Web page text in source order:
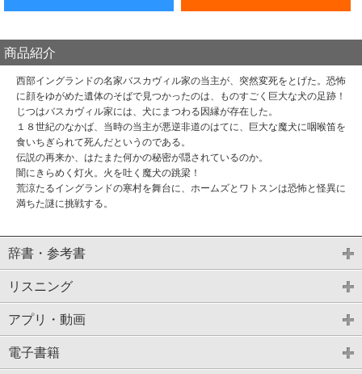
商品紹介
西部イングランドの名家バスカヴィル家の当主が、突然変死をとげた。恐怖
に顔をゆがめた遺体のそばで見つかったのは、ものすごく巨大な犬の足跡！
じつはバスカヴィル家には、犬にまつわる因縁が存在した。
１８世紀のなかば、当時の当主が悪逆非道のはてに、巨大な魔犬に咽喉笛を
食いちぎられて死んだというのである。
伝説の再来か、はたまた何かの秘密が隠されているのか。
闇にきらめく灯火。火を吐く魔犬の跳梁！
荒涼たるイングランドの寒村を舞台に、ホームズとワトスンは恐怖と怪異に
満ちた謎に挑戦する。
辞書・参考書
リスニング
アプリ・動画
電子書籍